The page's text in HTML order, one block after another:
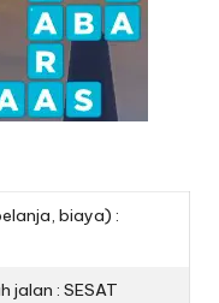
biaya) :
jalan : SESAT